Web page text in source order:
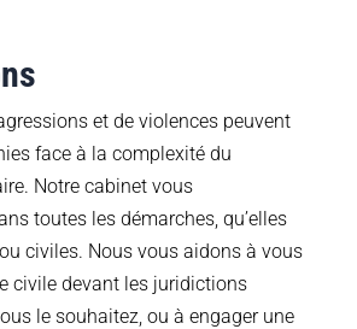
et de violences peuvent
face à la complexité du
Notre cabinet vous
toutes les démarches, qu’elles
civiles. Nous vous aidons à vous
civile devant les juridictions
le souhaitez, ou à engager une